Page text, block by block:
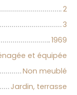
2
3
1969
et équipée
Non meublé
Jardin, terrasse